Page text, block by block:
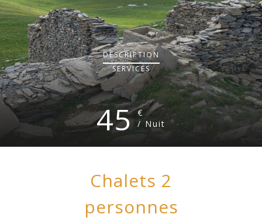
DESCRIPTION
SERVICES
45 €
/ Nuit
Chalets 2
personnes